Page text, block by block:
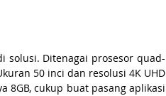
solusi. Ditenagai prosesor quad-
50 inci dan resolusi 4K UHD
8GB, cukup buat pasang aplikasi